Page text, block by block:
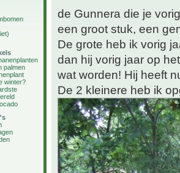
palmen
winter?
de Gunnera die je
een groot stuk, een
De grote heb ik vorig
dan hij vorig jaar op
wat worden! Hij heeft
De 2 kleinere heb ik